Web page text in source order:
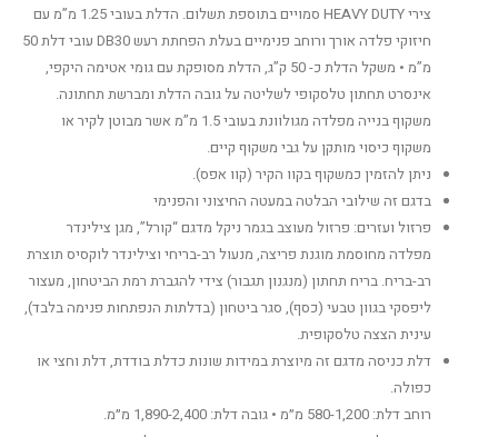
צירי HEAVY DUTY סמויים בתוספת תשלום. הדלת בעובי 1.25 מ”מ עם
חיזוקי פלדה אורך ורוחב פנימיים בעלת הפחתת רעש DB30 עובי דלת 50
מ”מ • משקל הדלת כ- 50 ק”ג, הדלת מסופקת עם גומי אטימה היקפי,
אינסרט תחתון טלסקופי לשליטה על גובה הדלת ומברשת תחתונה.
משקוף בנייה מפלדה מגולוונת בעובי 1.5 מ”מ אשר מבוטן לקיר או
משקוף כיסוי מותקן על גבי משקוף קיים.
ניתן להזמין כמשקוף בקוו הקיר (קוו אפס).
בדגם זה שילובי הבלטה במעטה החיצוני והפנימי
פרזול ועזרים: פרזול מעוצב בגמר ניקל מדגם “קורל”, מגן צילינדר
מפלדה מחוסמת מוגנת פריצה, מנעול רב-בריחי וצילינדר לוקסיס תוצרת
רב-בריח. בריח תחתון (מנגנון תגבור) צידי להגברת רמת הביטחון, מעצור
ליפסקי בגוון טבעי (כסף), סגר ביטחון (בדלתות הנפתחות פנימה בלבד),
עינית הצצה טלסקופית.
דלת כניסה מדגם זה מיוצרת במידות שונות כדלת בודדת, דלת וחצי או
כפולה.
רוחב דלת: 580-1,200 מ״מ • גובה דלת: 1,890-2,400 מ״מ.